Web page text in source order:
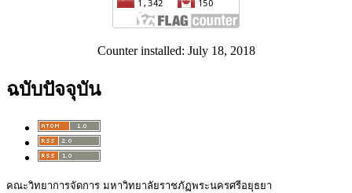
Counter installed: July 18, 2018
ฉบับปัจจุบัน
คณะวิทยาการจัดการ มหาวิทยาลัยราชภัฏพระนครศรีอยุธยา